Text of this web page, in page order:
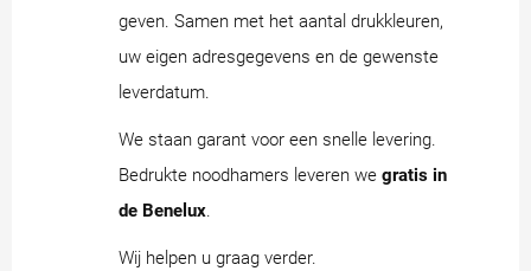
geven. Samen met het aantal drukkleuren,
uw eigen adresgegevens en de gewenste
leverdatum.
We staan garant voor een snelle levering.
Bedrukte noodhamers leveren we gratis in
de Benelux.
Wij helpen u graag verder.